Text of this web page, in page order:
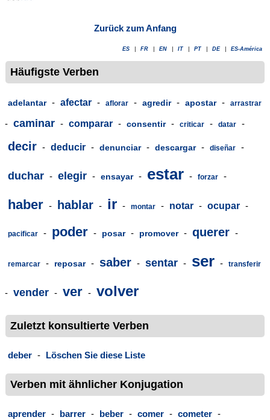
Zurück zum Anfang
ES FR EN IT PT DE ES-América
Häufigste Verben
adelantar - afectar - aflorar - agredir - apostar - arrastrar
- caminar - comparar - consentir - criticar - datar -
decir - deducir - denunciar - descargar - diseñar -
duchar - elegir - ensayar - estar - forzar -
haber - hablar - ir - montar - notar - ocupar -
pacificar - poder - posar - promover - querer -
remarcar - reposar - saber - sentar - ser - transferir
- vender - ver - volver
Zuletzt konsultierte Verben
deber - Löschen Sie diese Liste
Verben mit ähnlicher Konjugation
aprender - barrer - beber - comer - cometer -